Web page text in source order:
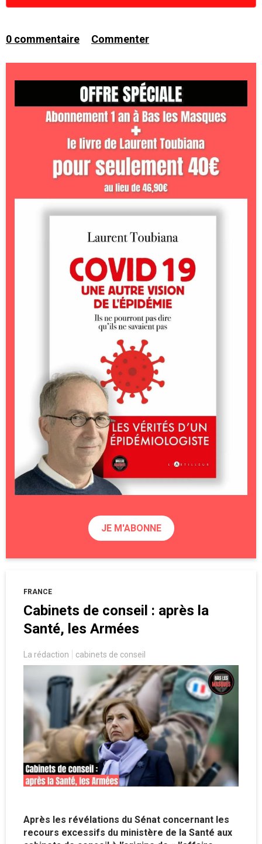
0 commentaire Commenter
JE M'ABONNE
FRANCE
Cabinets de conseil : après la
Santé, les Armées
La rédaction cabinets de conseil
Après les révélations du Sénat concernant les
recours excessifs du ministère de la Santé aux